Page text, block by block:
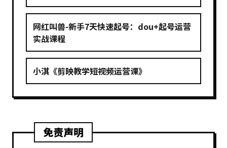
网红叫兽-新手7天快速起号：dou+起号运营
实战课程
小淇《剪映教学短视频运营课》
免责声明